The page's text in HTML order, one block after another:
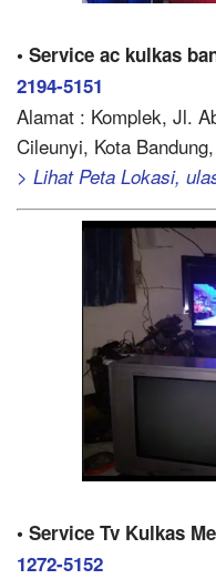
• Service ac kulkas
2194-5151
Alamat : Komplek, Jl.
Cileunyi, Kota
> Lihat Peta Lokasi,
• Service Tv Kulkas
1272-5152